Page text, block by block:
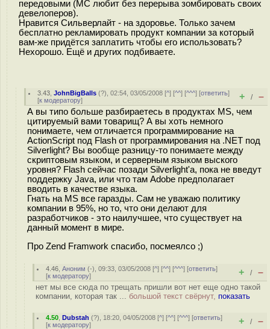
передовыми (МС любит без перерыва зомбировать своих
девелоперов).
Нравится Сильверлайт - на здоровье. Только зачем
бесплатно рекламировать продукт компании за который
вам-же придётся заплатить чтобы его использовать?
Нехорошо. Ещё и других подбиваете.
3.43 ,JohnBigBalls (?), 02:54, 03/05/2008 [^] [^^] [^^^] [ответить]
[к модератору] + / –
А вы типо больше разбираетесь в продуктах MS, чем
цитируемый вами товарищ? А вы хоть немного
понимаете, чем отличается программирование на
ActionScript под Flash от программирования на .NET под
Silverlight? Вы вообще разницу-то понимаете между
скриптовым языком, и серверным языком выского
уровня? Flash сейчас позади Silverlight'а, пока не введут
поддержку Java, или что там Adobe предполагает
вводить в качестве языка.
Гнать на MS все гаразды. Сам не уважаю политику
компании в 95%, но то, что они делают для
разработчиков - это наилучшее, что существует на
данный момент в мире.
Про Zend Framwork спасибо, посмеялсо ;)
4.46 ,Аноним (-), 09:33, 03/05/2008 [^] [^^] [^^^] [ответить]
[к модератору] + / –
нет мы все сюда по трещать пришли вот нет еще одно такой
компании, которая так ... большой текст свёрнут, показать
4.50 ,Dubstah (?), 18:20, 04/05/2008 [^] [^^] [^^^] [ответить]
[к модератору] + / –